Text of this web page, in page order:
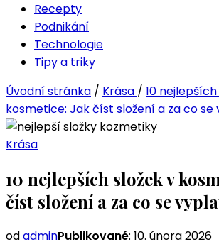
Recepty
Podnikání
Technologie
Tipy a triky
Úvodní stránka / Krása / 10
kosmetice: Jak číst složení a za co
Krása
10 nejlepších složek v
číst složení a za co se
odadminPublikované: 10. února 2026